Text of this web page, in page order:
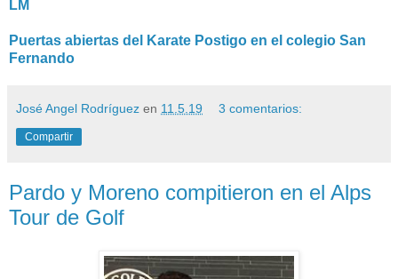
LM
Puertas abiertas del Karate Postigo en el colegio San
Fernando
José Angel Rodríguez en 11.5.19 3 comentarios:
Compartir
Pardo y Moreno compitieron en el Alps
Tour de Golf